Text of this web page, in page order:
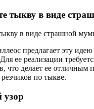
тыкву в виде
предлагает эту
ее реализации
что делает ее отличным
по тыкве.
узор